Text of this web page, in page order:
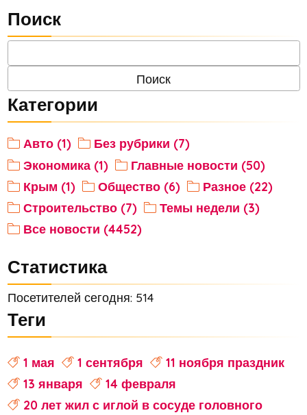
Поиск
Категории
Авто (1)
Без рубрики (7)
Экономика (1)
Главные новости (50)
Крым (1)
Общество (6)
Разное (22)
Строительство (7)
Темы недели (3)
Все новости (4452)
Статистика
Посетителей сегодня: 514
Теги
1 мая 1 сентября
11 ноября праздник
13 января
14 февраля
20 лет жил с иглой в сосуде головного